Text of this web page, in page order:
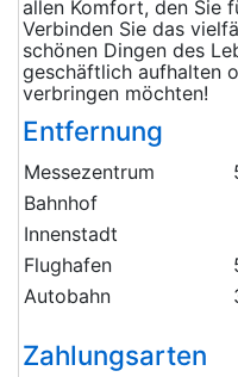
allen Komfort, den Sie
Verbinden Sie das
schönen Dingen des
geschäftlich aufhalten
verbringen möchten!
Entfernung
Messezentrum
Bahnhof
Innenstadt
Flughafen
Autobahn
Zahlungsarten